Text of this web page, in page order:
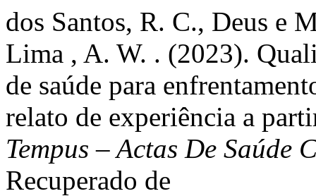
dos Santos, R. C., Deus e
Lima , A. W. . (2023).
de saúde para
relato de experiência a
Tempus – Actas De Saúde
Recuperado de